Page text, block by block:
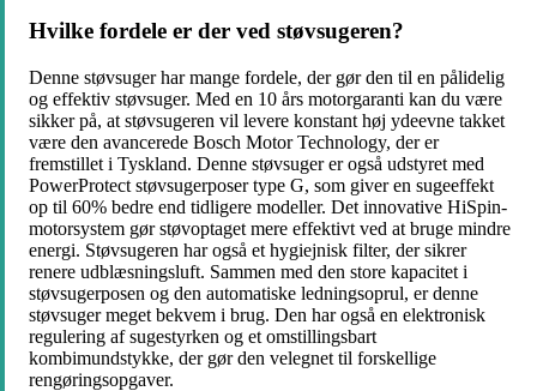
Hvilke fordele er der ved støvsugeren?
Denne støvsuger har mange fordele, der gør den til en pålidelig
og effektiv støvsuger. Med en 10 års motorgaranti kan du være
sikker på, at støvsugeren vil levere konstant høj ydeevne takket
være den avancerede Bosch Motor Technology, der er
fremstillet i Tyskland. Denne støvsuger er også udstyret med
PowerProtect støvsugerposer type G, som giver en sugeeffekt
op til 60% bedre end tidligere modeller. Det innovative HiSpin-
motorsystem gør støvoptaget mere effektivt ved at bruge mindre
energi. Støvsugeren har også et hygiejnisk filter, der sikrer
renere udblæsningsluft. Sammen med den store kapacitet i
støvsugerposen og den automatiske ledningsoprul, er denne
støvsuger meget bekvem i brug. Den har også en elektronisk
regulering af sugestyrken og et omstillingsbart
kombimundstykke, der gør den velegnet til forskellige
rengøringsopgaver.